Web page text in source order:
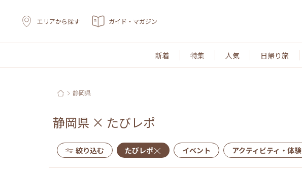
エリアから探す ガイド・マガジン
新着 特集 人気 日帰り旅
静岡県
静岡県 × たびレポ
絞り込む たびレポ イベント アクティビティ・体験